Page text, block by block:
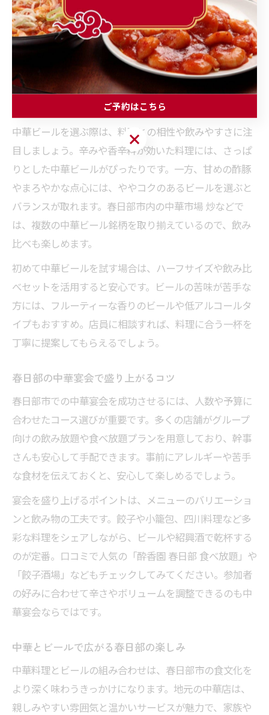
辛み・香辛料
系
さっぱりタイプ
すっきり飲み
やすい
甘め・酢豚/
コクのあるタイプ
味をしっかり
支える
ビールが苦手
な方
フルーティー・低ア
ルコール
飲みやすさ重
視
中華ビールを選ぶ際は、料理との相性や飲みやすさに注
目しましょう。辛みや香辛料が効いた料理には、さっぱ
りとした中華ビールがぴったりです。一方、甘めの酢豚
やまろやかな点心には、ややコクのあるビールを選ぶと
バランスが取れます。春日部市内の中華市場 炒などで
は、複数の中華ビール銘柄を取り揃えているので、飲み
比べも楽しめます。
初めて中華ビールを試す場合は、ハーフサイズや飲み比
べセットを活用すると安心です。ビールの苦味が苦手な
方には、フルーティーな香りのビールや低アルコールタ
イプもおすすめ。店員に相談すれば、料理に合う一杯を
丁寧に提案してもらえるでしょう。
春日部の中華宴会で盛り上がるコツ
春日部市での中華宴会を成功させるには、人数や予算に
合わせたコース選びが重要です。多くの店舗がグループ
向けの飲み放題や食べ放題プランを用意しており、幹事
さんも安心して手配できます。事前にアレルギーや苦手
な食材を伝えておくと、安心して楽しめるでしょう。
宴会を盛り上げるポイントは、メニューのバリエーショ
ンと飲み物の工夫です。餃子や小籠包、四川料理など多
彩な料理をシェアしながら、ビールや紹興酒で乾杯する
のが定番。口コミで人気の「酔香園 春日部 食べ放題」や
「餃子酒場」などもチェックしてみてください。参加者
の好みに合わせて辛さやボリュームを調整できるのも中
華宴会ならではです。
中華とビールで広がる春日部の楽しみ
中華料理とビールの組み合わせは、春日部市の食文化を
より深く味わうきっかけになります。地元の中華店は、
親しみやすい雰囲気と温かいサービスが魅力で、家族や
ご予約はこちら
ご予約はこちら